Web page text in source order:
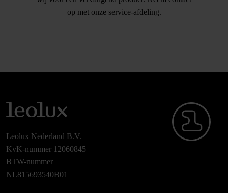
op met onze service-afdeling.
Leolux Nederland B.V.
KvK-nummer 12060845
BTW-nummer
NL815693540B01